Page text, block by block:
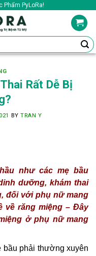
Phẩm PyLoRa!
Rất Dễ Bị
BYTRAN Y
như các mẹ bầu
dưỡng, khám thai
đối với phụ nữ mang
về răng miệng – Đây
ở phụ nữ mang
bầu phải thường xuyên